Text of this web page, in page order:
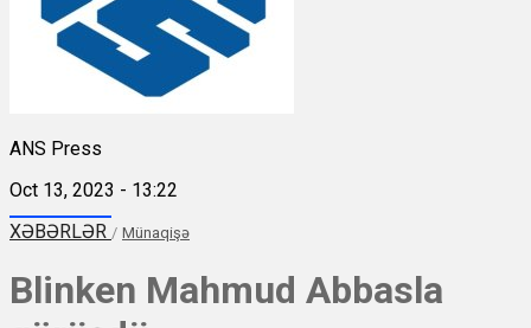
ANS Press
Oct 13, 2023 - 13:22
XƏBƏRLƏR / Münaqişə
Blinken Mahmud Abbasla